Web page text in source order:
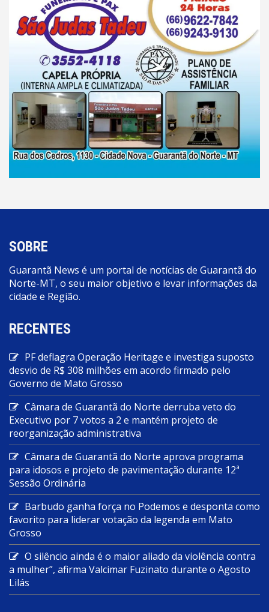
SOBRE
Guarantã News é um portal de notícias de Guarantã do
Norte-MT, o seu maior objetivo e levar informações da
cidade e Região.
RECENTES
PF deflagra Operação Heritage e investiga suposto
desvio de R$ 308 milhões em acordo firmado pelo
Governo de Mato Grosso
Câmara de Guarantã do Norte derruba veto do
Executivo por 7 votos a 2 e mantém projeto de
reorganização administrativa
Câmara de Guarantã do Norte aprova programa
para idosos e projeto de pavimentação durante 12ª
Sessão Ordinária
Barbudo ganha força no Podemos e desponta como
favorito para liderar votação da legenda em Mato
Grosso
O silêncio ainda é o maior aliado da violência contra
a mulher”, afirma Valcimar Fuzinato durante o Agosto
Lilás